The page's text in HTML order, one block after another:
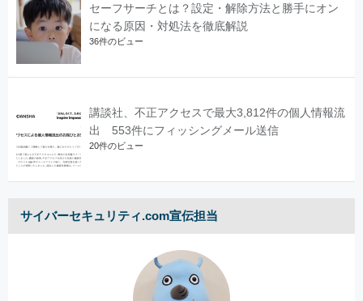
セーフサーチとは？設定・解除方法と勝手にオン
になる原因・対処法を徹底解説
36件のビュー
講談社、不正アクセスで最大3,812件の個人情報流
出 553件にフィッシングメール送信
20件のビュー
サイバーセキュリティ.com宣伝担当